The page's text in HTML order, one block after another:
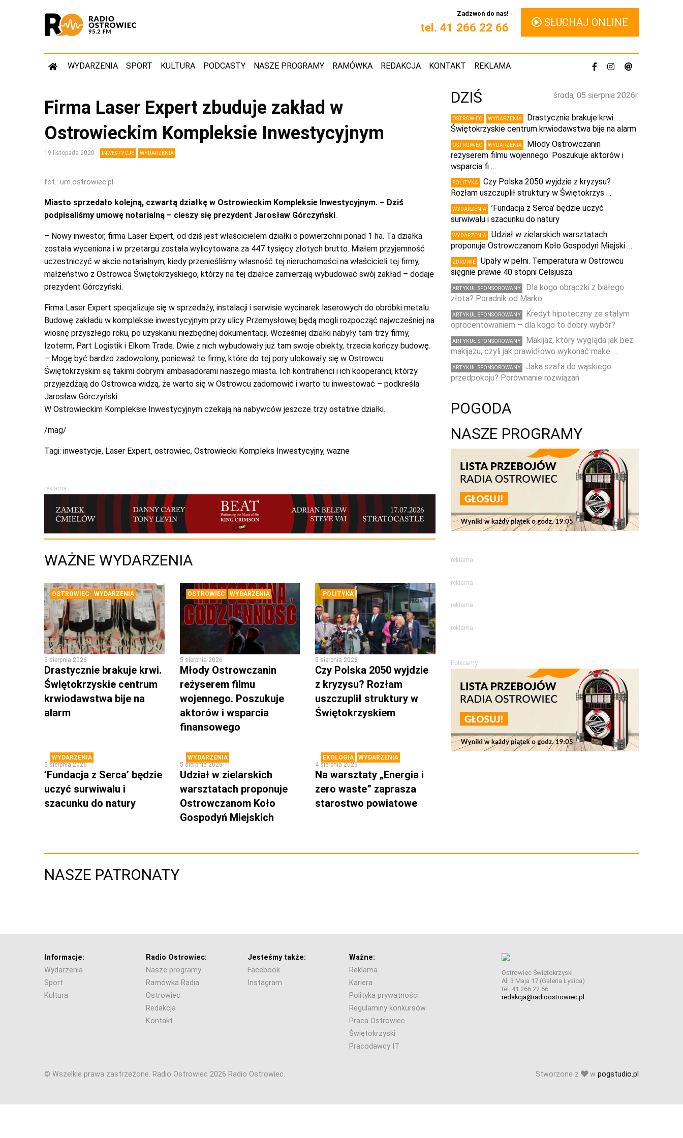
Zadzwoń do nas!
tel. 41 266 22 66 SŁUCHAJ ONLINE
WYDARZENIA SPORT KULTURA PODCASTY NASZE PROGRAMY RAMÓWKA REDAKCJA KONTAKT REKLAMA
Firma Laser Expert zbuduje zakład w
Ostrowieckim Kompleksie Inwestycyjnym
19 listopada 2020 INWESTYCJE WYDARZENIA
fot.: um.ostrowiec.pl
Miasto sprzedało kolejną, czwartą działkę w Ostrowieckim Kompleksie Inwestycyjnym. – Dziś
podpisaliśmy umowę notarialną – cieszy się prezydent Jarosław Górczyński.
– Nowy inwestor, firma Laser Expert, od dziś jest właścicielem działki o powierzchni ponad 1 ha. Ta działka
została wyceniona i w przetargu została wylicytowana za 447 tysięcy złotych brutto. Miałem przyjemność
uczestniczyć w akcie notarialnym, kiedy przenieśliśmy własność tej nieruchomości na właścicieli tej firmy,
małżeństwo z Ostrowca Świętokrzyskiego, którzy na tej działce zamierzają wybudować swój zakład – dodaje
prezydent Górczyński.
Firma Laser Expert specjalizuje się w sprzedaży, instalacji i serwisie wycinarek laserowych do obróbki metalu.
Budowę zakładu w kompleksie inwestycyjnym przy ulicy Przemysłowej będą mogli rozpocząć najwcześniej na
wiosnę przyszłego roku, po uzyskaniu niezbędnej dokumentacji. Wcześniej działki nabyły tam trzy firmy,
Izoterm, Part Logistik i Elkom Trade. Dwie z nich wybudowały już tam swoje obiekty, trzecia kończy budowę.
– Mogę być bardzo zadowolony, ponieważ te firmy, które do tej pory ulokowały się w Ostrowcu
Świętokrzyskim są takimi dobrymi ambasadorami naszego miasta. Ich kontrahenci i ich kooperanci, którzy
przyjeżdżają do Ostrowca widzą, że warto się w Ostrowcu zadomowić i warto tu inwestować – podkreśla
Jarosław Górczyński.
W Ostrowieckim Kompleksie Inwestycyjnym czekają na nabywców jeszcze trzy ostatnie działki.
/mag/
Tagi: inwestycje, Laser Expert, ostrowiec, Ostrowiecki Kompleks Inwestycyjny, wazne
reklama
WAŻNE WYDARZENIA
OSTROWIEC WYDARZENIA
5 sierpnia 2026
Drastycznie brakuje krwi.
Świętokrzyskie centrum
krwiodawstwa bije na
alarm
OSTROWIEC WYDARZENIA
5 sierpnia 2026
Młody Ostrowczanin
reżyserem filmu
wojennego. Poszukuje
aktorów i wsparcia
finansowego
POLITYKA
5 sierpnia 2026
Czy Polska 2050 wyjdzie
z kryzysu? Rozłam
uszczuplił struktury w
Świętokrzyskiem
WYDARZENIA
5 sierpnia 2026
’Fundacja z Serca’ będzie
uczyć surwiwalu i
szacunku do natury
WYDARZENIA
5 sierpnia 2026
Udział w zielarskich
warsztatach proponuje
Ostrowczanom Koło
Gospodyń Miejskich
EKOLOGIA
WYDARZENIA
4 sierpnia 2026
Na warsztaty „Energia i
zero waste” zaprasza
starostwo powiatowe
środa, 05 sierpnia 2026r.
DZIŚ
OSTROWIEC WYDARZENIA
Drastycznie brakuje krwi.
Świętokrzyskie centrum krwiodawstwa bije na alarm
OSTROWIEC WYDARZENIA
Młody Ostrowczanin
reżyserem filmu wojennego. Poszukuje aktorów i
wsparcia fi …
POLITYKA
Czy Polska 2050 wyjdzie z kryzysu?
Rozłam uszczuplił struktury w Świętokrzys …
WYDARZENIA
’Fundacja z Serca’ będzie uczyć
surwiwalu i szacunku do natury
WYDARZENIA
Udział w zielarskich warsztatach
proponuje Ostrowczanom Koło Gospodyń Miejski …
ZDROWIE
Upały w pełni. Temperatura w Ostrowcu
sięgnie prawie 40 stopni Celsjusza
ARTYKUŁ SPONSOROWANY
Dla kogo obrączki z białego
złota? Poradnik od Marko
ARTYKUŁ SPONSOROWANY
Kredyt hipoteczny ze stałym
oprocentowaniem – dla kogo to dobry wybór?
ARTYKUŁ SPONSOROWANY
Makijaż, który wygląda jak bez
makijażu, czyli jak prawidłowo wykonać make …
ARTYKUŁ SPONSOROWANY
Jaka szafa do wąskiego
przedpokoju? Porównanie rozwiązań
POGODA
NASZE PROGRAMY
reklama
reklama
reklama
reklama
Polecamy
NASZE PATRONATY
Informacje:
Wydarzenia
Sport
Kultura
Radio Ostrowiec:
Nasze programy
Ramówka Radia
Ostrowiec
Redakcja
Kontakt
Jesteśmy także:
Facebook
Instagram
Ważne:
Reklama
Kariera
Polityka prywatności
Regulaminy konkursów
Praca Ostrowiec
Świętokrzyski
Pracodawcy IT
Ostrowiec Świętokrzyski
Al. 3 Maja 17 (Galeria Łysica)
tel. 41 266 22 66
redakcja@radioostrowiec.pl
© Wszelkie prawa zastrzeżone. Radio Ostrowiec 2026 Radio Ostrowiec. Stworzone z w pogstudio.pl